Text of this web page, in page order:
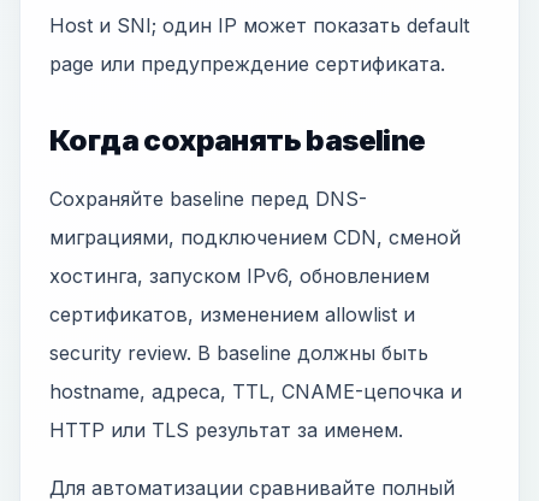
Host и SNI; один IP может показать default
page или предупреждение сертификата.
Когда сохранять baseline
Сохраняйте baseline перед DNS-
миграциями, подключением CDN, сменой
хостинга, запуском IPv6, обновлением
сертификатов, изменением allowlist и
security review. В baseline должны быть
hostname, адреса, TTL, CNAME-цепочка и
HTTP или TLS результат за именем.
Для автоматизации сравнивайте полный